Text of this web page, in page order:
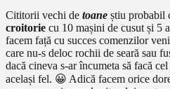
Cititorii vechi de toane știu probabil
croitorie cu 10 mașini de cusut și 5
facem față cu succes comenzilor
care nu-s deloc rochii de seară sau
dacă cineva s-ar încumeta să facă
același fel. 😀 Adică facem orice